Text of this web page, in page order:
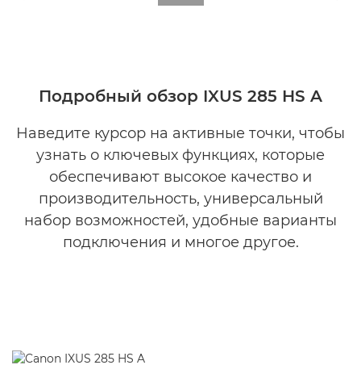
Подробный обзор IXUS 285 HS A
Наведите курсор на активные точки, чтобы
узнать о ключевых функциях, которые
обеспечивают высокое качество и
производительность, универсальный
набор возможностей, удобные варианты
подключения и многое другое.